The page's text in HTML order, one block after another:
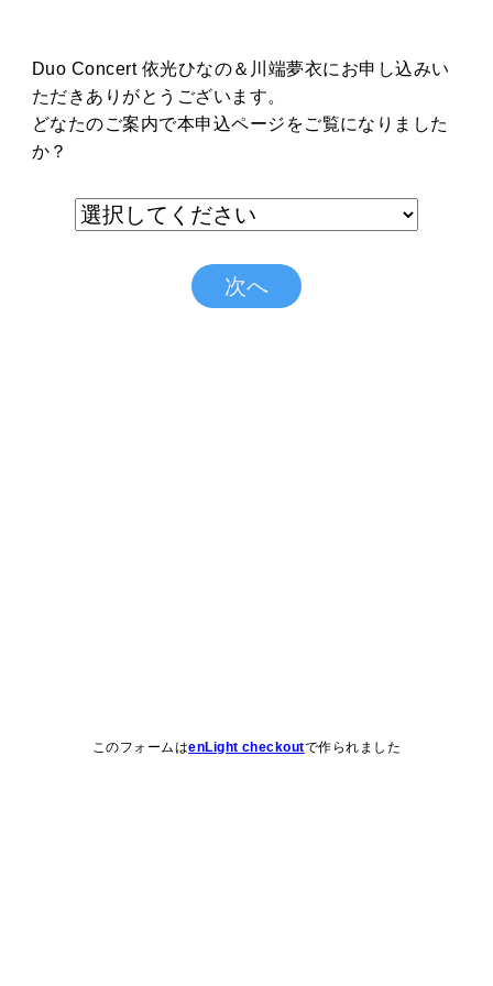
Duo Concert 依光ひなの＆川端夢衣にお申し込みい
ただきありがとうございます。
どなたのご案内で本申込ページをご覧になりました
か？
このフォームはenLight checkoutで作られました